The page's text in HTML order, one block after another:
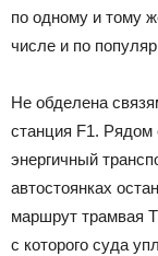
по одному и тому
числе и по
Не обделена
станция F1. Рядом
энергичный
автостоянках
маршрут трамвая
с которого суда